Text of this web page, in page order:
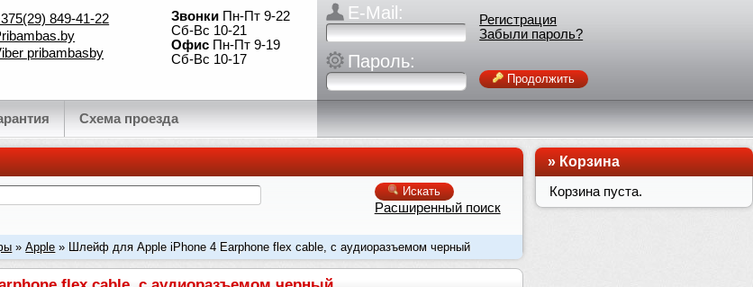
849-41-22
pribambasby
Звонки Пн-Пт 9-22
Сб-Вс 10-21
Офис Пн-Пт 9-19
Сб-Вс 10-17
Схема проезда
E-Mail:
Пароль:
Регистрация
Забыли пароль?
Продолжить
Искать
Расширенный поиск
»Apple » Шлейф для Apple iPhone 4 Earphone flex cable, с аудиоразъемом черный
»Корзина
Корзина пуста.